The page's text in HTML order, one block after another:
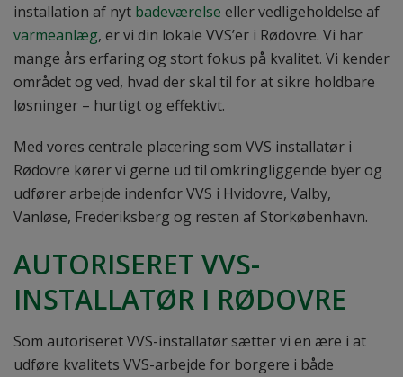
installation af nyt badeværelse eller vedligeholdelse af
varmeanlæg, er vi din lokale VVS’er i Rødovre. Vi har
mange års erfaring og stort fokus på kvalitet. Vi kender
området og ved, hvad der skal til for at sikre holdbare
løsninger – hurtigt og effektivt.
Med vores centrale placering som VVS installatør i
Rødovre kører vi gerne ud til omkringliggende byer og
udfører arbejde indenfor VVS i Hvidovre, Valby,
Vanløse, Frederiksberg og resten af Storkøbenhavn.
AUTORISERET VVS-
INSTALLATØR I RØDOVRE
Som autoriseret VVS-installatør sætter vi en ære i at
udføre kvalitets VVS-arbejde for borgere i både